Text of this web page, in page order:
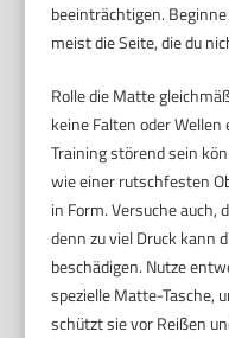
beeinträchtigen.
meist die Seite, die du
Rolle die Matte
keine Falten oder
Training störend sein
wie einer rutschfesten
in Form. Versuche
denn zu viel Druck kann
beschädigen. Nutze
spezielle Matte-Tasche,
schützt sie vor Reißen